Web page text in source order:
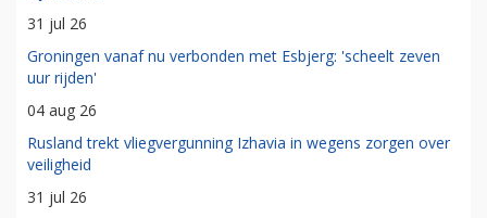
31 jul 26
Groningen vanaf nu verbonden met Esbjerg: 'scheelt zeven
uur rijden'
04 aug 26
Rusland trekt vliegvergunning Izhavia in wegens zorgen over
veiligheid
31 jul 26